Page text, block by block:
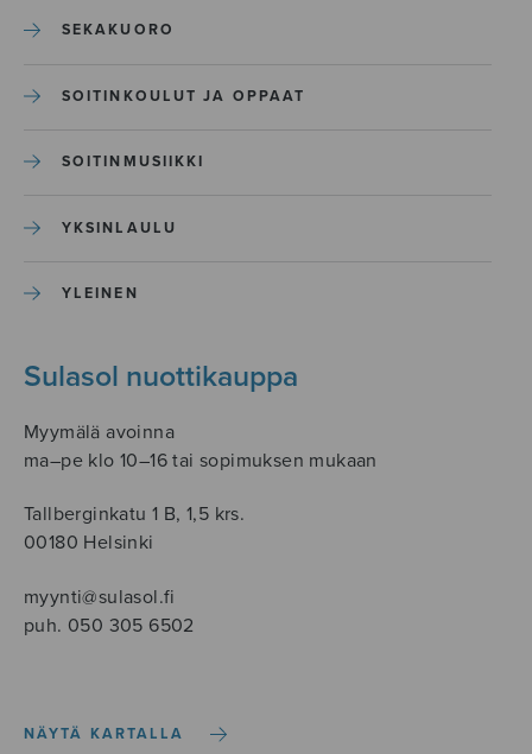
SEKAKUORO
SOITINKOULUT JA OPPAAT
SOITINMUSIIKKI
YKSINLAULU
YLEINEN
Sulasol nuottikauppa
Myymälä avoinna
ma–pe klo 10–16 tai sopimuksen mukaan
Tallberginkatu 1 B, 1,5 krs.
00180 Helsinki
myynti@sulasol.fi
puh. 050 305 6502
NÄYTÄ KARTALLA